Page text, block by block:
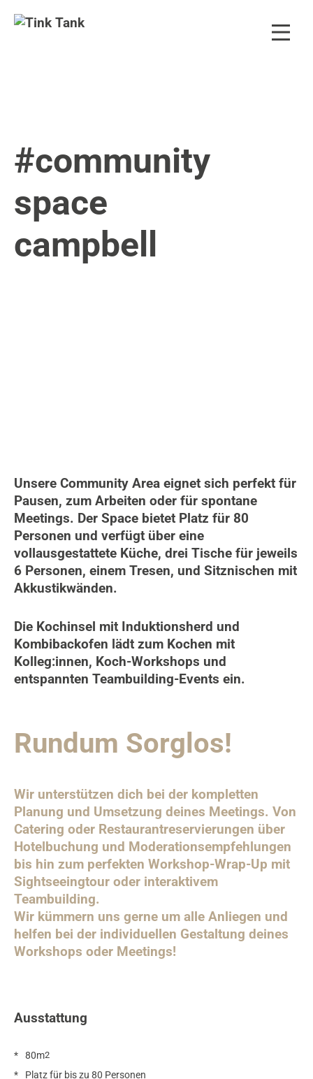
#community
space
campbell
Unsere Community Area eignet sich perfekt für
Pausen, zum Arbeiten oder für spontane
Meetings. Der Space bietet Platz für 80
Personen und verfügt über eine
vollausgestattete Küche, drei Tische für jeweils
6 Personen, einem Tresen, und Sitznischen mit
Akkustikwänden.
Die Kochinsel mit Induktionsherd und
Kombibackofen lädt zum Kochen mit
Kolleg:innen, Koch-Workshops und
entspannten Teambuilding-Events ein.
Rundum Sorglos!
Wir unterstützen dich bei der kompletten
Planung und Umsetzung deines Meetings. Von
Catering oder Restaurantreservierungen über
Hotelbuchung und Moderationsempfehlungen
bis hin zum perfekten Workshop-Wrap-Up mit
Sightseeingtour oder interaktivem
Teambuilding.
Wir kümmern uns gerne um alle Anliegen und
helfen bei der individuellen Gestaltung deines
Workshops oder Meetings!
Ausstattung
80m2
Platz für bis zu 80 Personen